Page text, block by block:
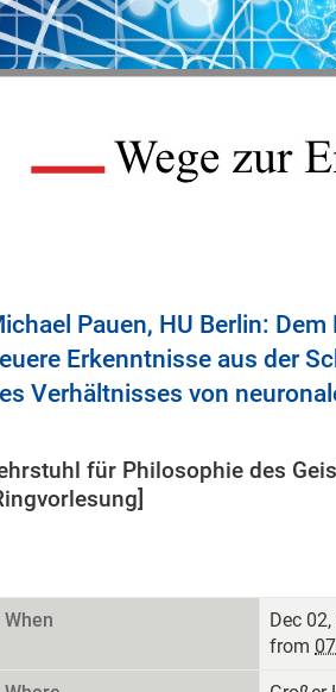
Pauen, HU Berlin:
Erkenntnisse aus der
Verhältnisses von
für Philosophie des
When
Dec
from